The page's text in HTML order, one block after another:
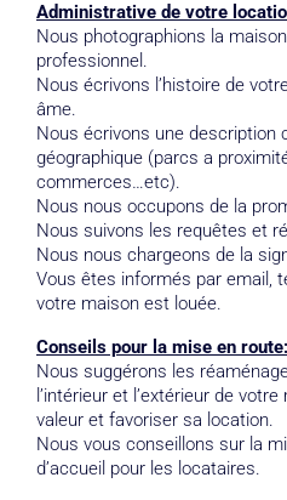
Administrative de votre
Nous photographions la
professionnel.
Nous écrivons l’histoire de
âme.
Nous écrivons une description
géographique (parcs a
commerces…etc).
Nous nous occupons de la
Nous suivons les requêtes et
Nous nous chargeons de la
Vous êtes informés par email,
votre maison est louée.
Conseils pour la mise en route:
Nous suggérons les
l’intérieur et l’extérieur de
valeur et favoriser sa location.
Nous vous conseillons sur la
d’accueil pour les locataires.